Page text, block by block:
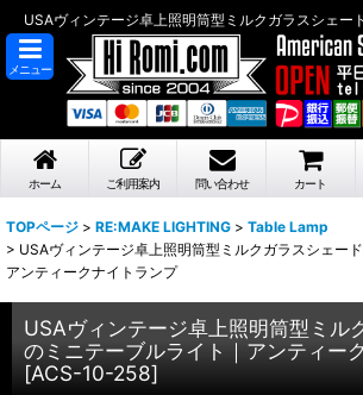
USAヴィンテージ卓上照明筒型ミルクガラスシェー
メニュー
ホーム ご利用案内 問い合わせ カート
TOPページ > RE:MAKE LIGHTING > Table Lamp
> USAヴィンテージ卓上照明筒型ミルクガラスシェー
アンティークナイトランプ
USAヴィンテージ卓上照明筒型ミル
のミニテーブルライト｜アンティー
[ACS-10-258]